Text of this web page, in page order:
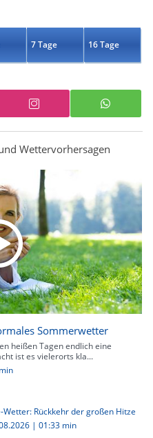
7 Tage 16 Tage
Wettervorhersagen
Sommerwetter
heißen Tagen endlich eine
ist es vielerorts kla...
Wetter: Rückkehr der großen Hitze
| 01:33 min